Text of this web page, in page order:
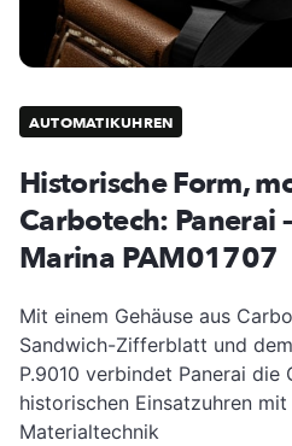
AUTOMATIKUHREN
Historische Form,
Carbotech: Panerai
Marina PAM01707
Mit einem Gehäuse aus
Sandwich-Zifferblatt und
P.9010 verbindet Panerai die
historischen Einsatzuhren
Materialtechnik